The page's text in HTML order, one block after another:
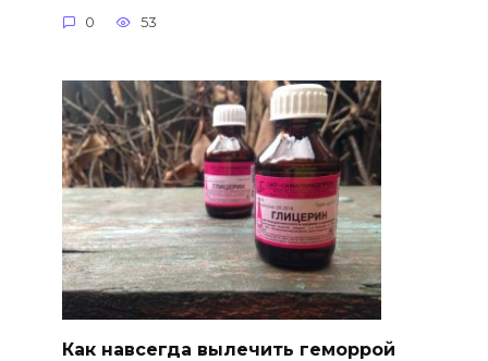
0 53
Как навсегда вылечить геморрой